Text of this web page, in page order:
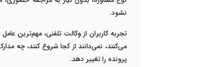
نشود.
تجربه کاربران ازوکالت تلفنی، مهم‌ترین
می‌کنند، نمی‌دانند از کجا شروع کنند، چه
پرونده را تغییر دهد.